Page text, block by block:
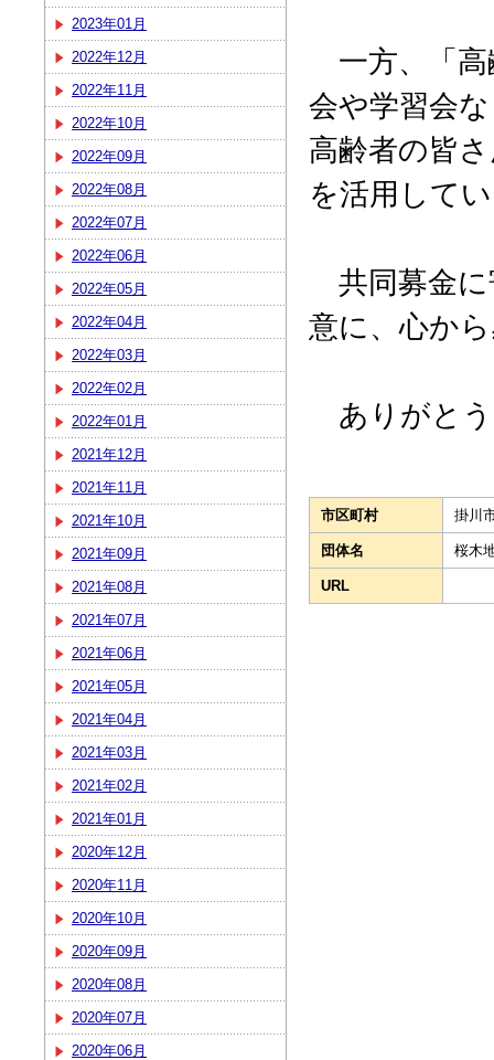
2023年01月
2022年12月
2022年11月
2022年10月
2022年09月
2022年08月
2022年07月
2022年06月
2022年05月
2022年04月
2022年03月
2022年02月
2022年01月
2021年12月
2021年11月
2021年10月
2021年09月
2021年08月
2021年07月
2021年06月
2021年05月
2021年04月
2021年03月
2021年02月
2021年01月
2020年12月
2020年11月
2020年10月
2020年09月
2020年08月
2020年07月
2020年06月
一方、「高
会や学習会
高齢者の皆
を活用して
共同募金に
意に、心か
ありがと
市区町村 掛川
団体名 桜木
URL